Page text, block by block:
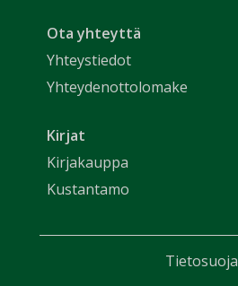
Ota yhteyttä
Yhteystiedot
Yhteydenottolomake
Kirjat
Kirjakauppa
Kustantamo
Tietosuoja